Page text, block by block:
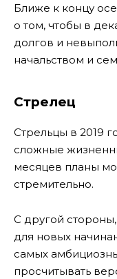
Ближе к концу
о том, чтобы в
долгов и
начальством и
Стрелец
Стрельцы в 2019
сложные
месяцев планы
стремительно.
С другой
для новых
самых
просчитывать